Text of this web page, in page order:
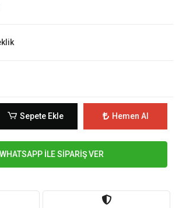
Sepete Ekle Hemen Al
WHATSAPP İLE SİPARİŞ VER